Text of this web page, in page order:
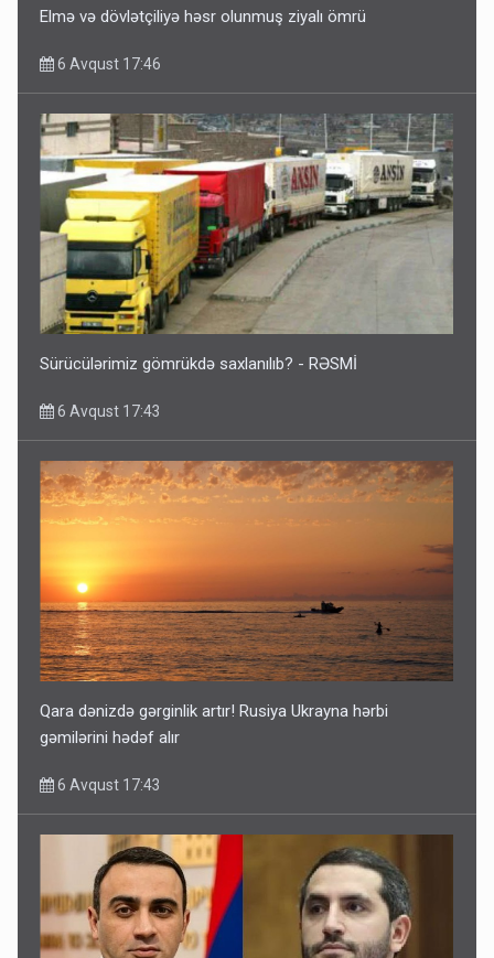
Elmə və dövlətçiliyə həsr olunmuş ziyalı ömrü
6 Avqust 17:46
Sürücülərimiz gömrükdə saxlanılıb? - RƏSMİ
6 Avqust 17:43
Qara dənizdə gərginlik artır! Rusiya Ukrayna hərbi
gəmilərini hədəf alır
6 Avqust 17:43